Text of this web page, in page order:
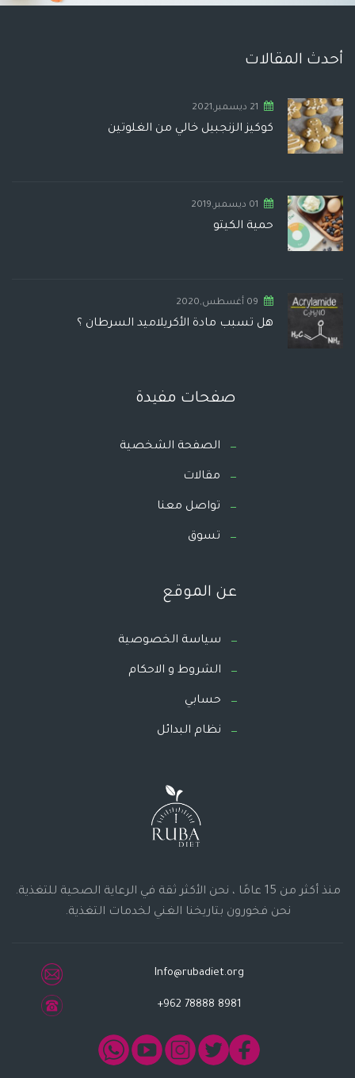
أحدث المقالات
21 ديسمبر,2021
كوكيز الزنجبيل خالي من الغلوتين
01 ديسمبر,2019
حمية الكيتو
09 أغسطس,2020
هل تسبب مادة الأكريلاميد السرطان ؟
صفحات مفيدة
الصفحة الشخصية
مقالات
تواصل معنا
تسوق
عن الموقع
سياسة الخصوصية
الشروط و الاحكام
حسابي
نظام البدائل
منذ أكثر من 15 عامًا ، نحن الأكثر ثقة في الرعاية الصحية للتغذية.
نحن فخورون بتاريخنا الغني لخدمات التغذية.
Info@rubadiet.org
+962 78888 8981